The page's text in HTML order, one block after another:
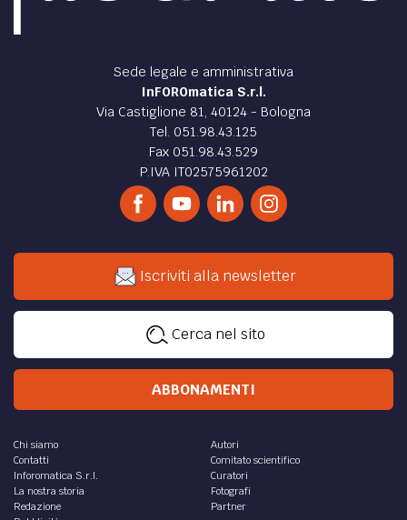
Sede legale e amministrativa
InFOROmatica S.r.l.
Via Castiglione 81, 40124 - Bologna
Tel. 051.98.43.125
Fax 051.98.43.529
P.IVA IT02575961202
Iscriviti alla newsletter
Cerca nel sito
ABBONAMENTI
Chi siamo
Contatti
Inforomatica S.r.l.
La nostra storia
Redazione
Autori
Comitato scientifico
Curatori
Fotografi
Partner